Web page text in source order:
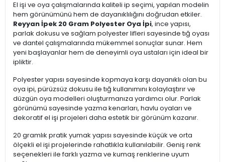
El işi ve oya çalışmalarında kaliteli ip seçimi, yapılan modelin
hem görünümünü hem de dayanıklılığını doğrudan etkiler.
Reyyan İpek 20 Gram Polyester Oya İpi, ince yapısı,
parlak dokusu ve sağlam polyester lifleri sayesinde tığ oyası
ve dantel çalışmalarında mükemmel sonuçlar sunar. Hem
yeni başlayanlar hem de deneyimli oya ustaları için ideal bir
ipliktir.
Polyester yapısı sayesinde kopmaya karşı dayanıklı olan bu
oya ipi, pürüzsüz dokusu ile tığ kullanımını kolaylaştırır ve
düzgün oya modelleri oluşturmanıza yardımcı olur. Parlak
görünümü sayesinde yazma kenarları, havlu oyaları ve
dekoratif el işi projeleri daha estetik bir görünüm kazanır.
20 gramlık pratik yumak yapısı sayesinde küçük ve orta
ölçekli el işi projelerinde rahatlıkla kullanılabilir. Geniş renk
seçenekleri ile farklı yazma ve kumaş renklerine uyum